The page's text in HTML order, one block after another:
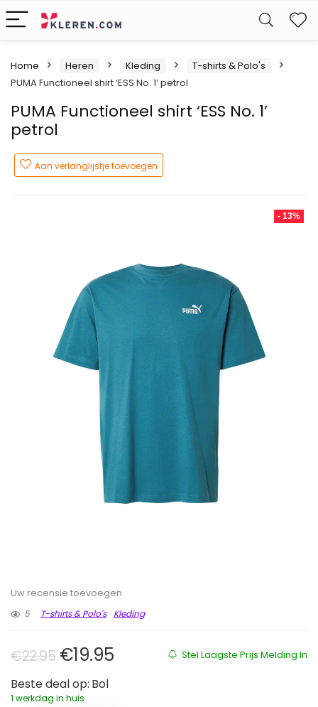
Home Heren Kleding
T-shirts & Polo's
PUMA Functioneel shirt ‘ESS No. 1’ petrol
PUMA Functioneel shirt ‘ESS No. 1’
petrol
Aan verlanglijstje toevoegen
- 13%
Uw recensie toevoegen
5
T-shirts & Polo's Kleding
Stel Laagste Prijs Melding In
€22.95 Oorspronkelijke prijs was:
€19.95Huidige prijs is: €19.95.
Beste deal op: Bol
1 werkdag in huis